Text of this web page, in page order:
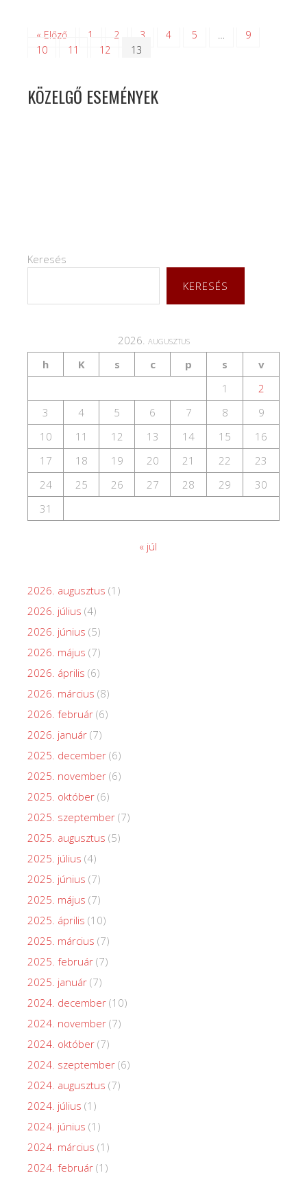
« Előző 1 2 3 4 5 …
9
10
11 12 13
KÖZELGŐ ESEMÉNYEK
Keresés
KERESÉS
2026. augusztus
h
K s c p s
v
1
2
3
4 5 6 7 8
9
10
11 12 13 14 15
16
17
18 19 20 21 22
23
24
25 26 27 28 29
30
31
« júl
2026. augusztus (1)
2026. július (4)
2026. június (5)
2026. május (7)
2026. április (6)
2026. március (8)
2026. február (6)
2026. január (7)
2025. december (6)
2025. november (6)
2025. október (6)
2025. szeptember (7)
2025. augusztus (5)
2025. július (4)
2025. június (7)
2025. május (7)
2025. április (10)
2025. március (7)
2025. február (7)
2025. január (7)
2024. december (10)
2024. november (7)
2024. október (7)
2024. szeptember (6)
2024. augusztus (7)
2024. július (1)
2024. június (1)
2024. március (1)
2024. február (1)